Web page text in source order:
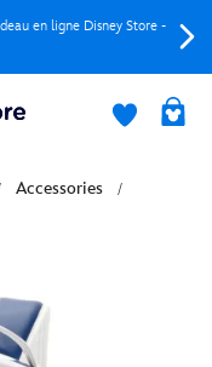
en ligne Disney Store -
Accessories